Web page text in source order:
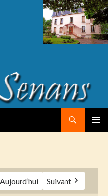
Aujourd’hui Suivant